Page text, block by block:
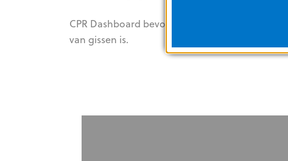
CPR Dashboard bevordert een hoogwaardige
van gissen is.